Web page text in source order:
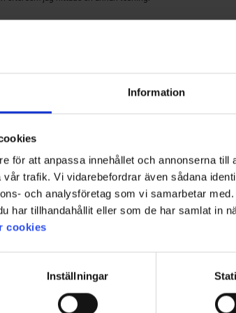
Information
för att anpassa innehållet och annonserna till
trafik. Vi vidarebefordrar även sådana
och analysföretag som vi samarbetar
har tillhandahållit eller som de har samlat in
cookies
Inställningar
par nya till ombyte. FIna och väl tillverkade byxor. Inget att
det är tack vare priset. Kvaliteten och funktion är bra